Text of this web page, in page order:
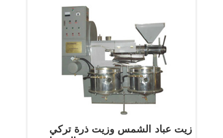
زيت عباد الشمس وزيت ذرة تركي